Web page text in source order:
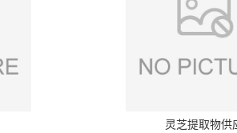
灵芝提取物供